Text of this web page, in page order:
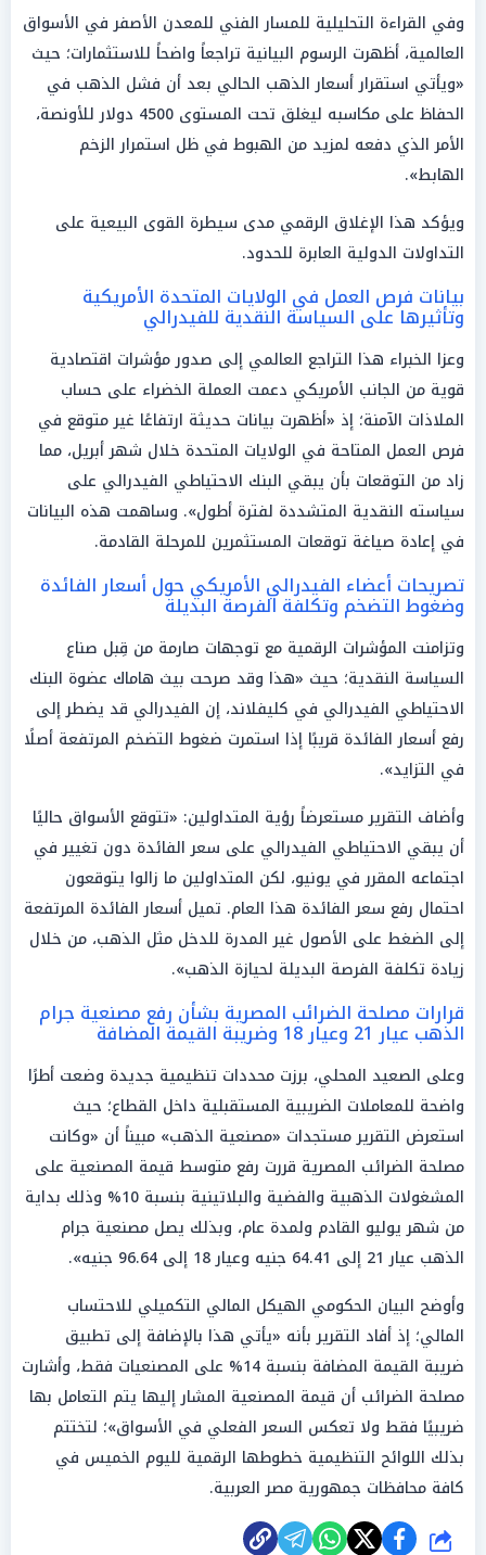
وفي القراءة التحليلية للمسار الفني للمعدن الأصفر في الأسواق
العالمية، أظهرت الرسوم البيانية تراجعاً واضحاً للاستثمارات؛ حيث
«ويأتي استقرار أسعار الذهب الحالي بعد أن فشل الذهب في
الحفاظ على مكاسبه ليغلق تحت المستوى 4500 دولار للأونصة،
الأمر الذي دفعه لمزيد من الهبوط في ظل استمرار الزخم
الهابط».
ويؤكد هذا الإغلاق الرقمي مدى سيطرة القوى البيعية على
التداولات الدولية العابرة للحدود.
بيانات فرص العمل في الولايات المتحدة الأمريكية
وتأثيرها على السياسة النقدية للفيدرالي
وعزا الخبراء هذا التراجع العالمي إلى صدور مؤشرات اقتصادية
قوية من الجانب الأمريكي دعمت العملة الخضراء على حساب
الملاذات الآمنة؛ إذ «أظهرت بيانات حديثة ارتفاعًا غير متوقع في
فرص العمل المتاحة في الولايات المتحدة خلال شهر أبريل، مما
زاد من التوقعات بأن يبقي البنك الاحتياطي الفيدرالي على
سياسته النقدية المتشددة لفترة أطول». وساهمت هذه البيانات
في إعادة صياغة توقعات المستثمرين للمرحلة القادمة.
تصريحات أعضاء الفيدرالي الأمريكي حول أسعار الفائدة
وضغوط التضخم وتكلفة الفرصة البديلة
وتزامنت المؤشرات الرقمية مع توجهات صارمة من قِبل صناع
السياسة النقدية؛ حيث «هذا وقد صرحت بيث هاماك عضوة البنك
الاحتياطي الفيدرالي في كليفلاند، إن الفيدرالي قد يضطر إلى
رفع أسعار الفائدة قريبًا إذا استمرت ضغوط التضخم المرتفعة أصلًا
في التزايد».
وأضاف التقرير مستعرضاً رؤية المتداولين: «تتوقع الأسواق حاليًا
أن يبقي الاحتياطي الفيدرالي على سعر الفائدة دون تغيير في
اجتماعه المقرر في يونيو، لكن المتداولين ما زالوا يتوقعون
احتمال رفع سعر الفائدة هذا العام. تميل أسعار الفائدة المرتفعة
إلى الضغط على الأصول غير المدرة للدخل مثل الذهب، من خلال
زيادة تكلفة الفرصة البديلة لحيازة الذهب».
قرارات مصلحة الضرائب المصرية بشأن رفع مصنعية جرام
الذهب عيار 21 وعيار 18 وضريبة القيمة المضافة
وعلى الصعيد المحلي، برزت محددات تنظيمية جديدة وضعت أطرًا
واضحة للمعاملات الضريبية المستقبلية داخل القطاع؛ حيث
استعرض التقرير مستجدات «مصنعية الذهب» مبيناً أن «وكانت
مصلحة الضرائب المصرية قررت رفع متوسط قيمة المصنعية على
المشغولات الذهبية والفضية والبلاتينية بنسبة 10% وذلك بداية
من شهر يوليو القادم ولمدة عام، وبذلك يصل مصنعية جرام
الذهب عيار 21 إلى 64.41 جنيه وعيار 18 إلى 96.64 جنيه».
وأوضح البيان الحكومي الهيكل المالي التكميلي للاحتساب
المالي؛ إذ أفاد التقرير بأنه «يأتي هذا بالإضافة إلى تطبيق
ضريبة القيمة المضافة بنسبة 14% على المصنعيات فقط، وأشارت
مصلحة الضرائب أن قيمة المصنعية المشار إليها يتم التعامل بها
ضريبيًا فقط ولا تعكس السعر الفعلي في الأسواق»؛ لتختتم
بذلك اللوائح التنظيمية خطوطها الرقمية لليوم الخميس في
كافة محافظات جمهورية مصر العربية.
شارك